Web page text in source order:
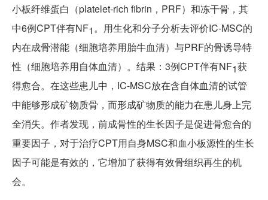
小板纤维蛋白（platelet-rich fibrin，PRF）和冻干骨，其
中6例CPT伴有NF1。用生化和分子分析去评价IC-MSC的
内在成骨潜能（细胞培养用胎牛血清）与PRF的骨诱导特
性（细胞培养用自体血清）。结果：3例CPT伴有NF1获
得愈合。在这些患儿中，IC-MSC放在含自体血清的试管
中能够形成矿物质骨，而形成矿物质的能力在患儿身上完
全消失。作者发现，前成骨性的生长因子是促进骨愈合的
重要因子，对于治疗CPT用自身MSC和血小板源性的生长
因子可能是有效的，它增加了获得有效骨组织再生的机
会。